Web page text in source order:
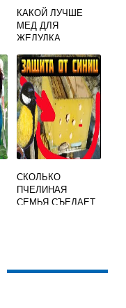
КАКОЙ ЛУЧШЕ
МЕД ДЛЯ
ЖЕЛУДКА
СКОЛЬКО
ПЧЕЛИНАЯ
СЕМЬЯ СЪЕДАЕТ